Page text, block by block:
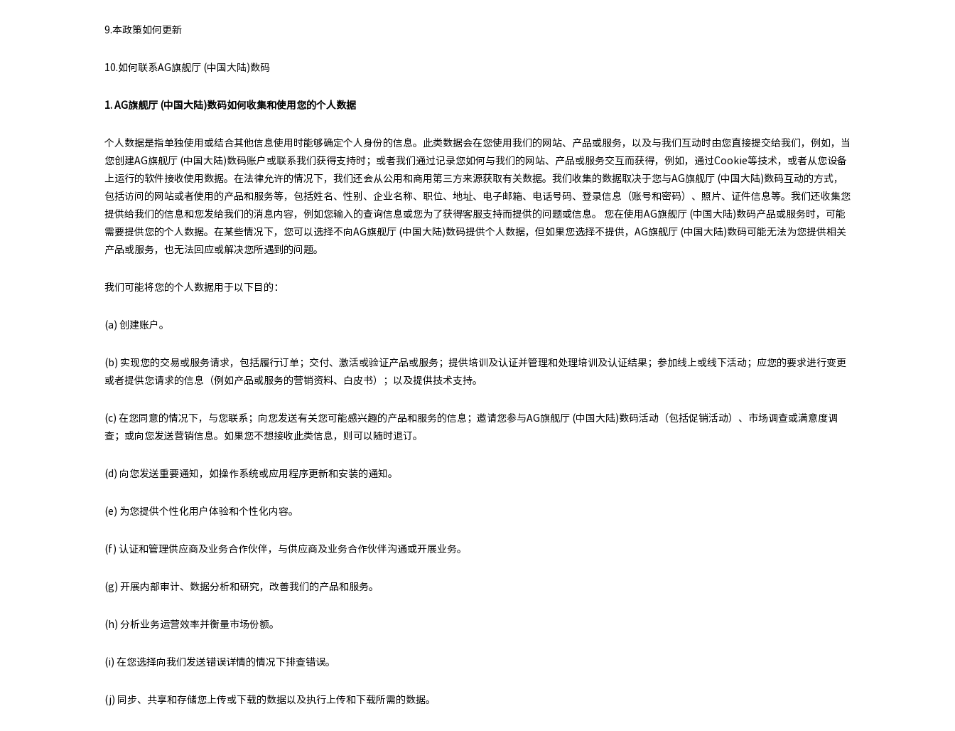
9.本政策如何更新
10.如何联系AG旗舰厅 (中国大陆)数码
1. AG旗舰厅 (中国大陆)数码如何收集和使用您的个人数据
个人数据是指单独使用或结合其他信息使用时能够确定个人身份的信息。此类数据会在您使用我们的网站、产品或服务，以及与我们互动时由您直接提交给我们，例如，当
您创建AG旗舰厅 (中国大陆)数码账户或联系我们获得支持时；或者我们通过记录您如何与我们的网站、产品或服务交互而获得，例如，通过Cookie等技术，或者从您设备
上运行的软件接收使用数据。在法律允许的情况下，我们还会从公用和商用第三方来源获取有关数据。我们收集的数据取决于您与AG旗舰厅 (中国大陆)数码互动的方式，
包括访问的网站或者使用的产品和服务等，包括姓名、性别、企业名称、职位、地址、电子邮箱、电话号码、登录信息（账号和密码）、照片、证件信息等。我们还收集您
提供给我们的信息和您发给我们的消息内容，例如您输入的查询信息或您为了获得客服支持而提供的问题或信息。 您在使用AG旗舰厅 (中国大陆)数码产品或服务时，可能
需要提供您的个人数据。在某些情况下，您可以选择不向AG旗舰厅 (中国大陆)数码提供个人数据，但如果您选择不提供，AG旗舰厅 (中国大陆)数码可能无法为您提供相关
产品或服务，也无法回应或解决您所遇到的问题。
我们可能将您的个人数据用于以下目的：
(a) 创建账户。
(b) 实现您的交易或服务请求，包括履行订单；交付、激活或验证产品或服务；提供培训及认证并管理和处理培训及认证结果；参加线上或线下活动；应您的要求进行变更
或者提供您请求的信息（例如产品或服务的营销资料、白皮书）；以及提供技术支持。
(c) 在您同意的情况下，与您联系；向您发送有关您可能感兴趣的产品和服务的信息；邀请您参与AG旗舰厅 (中国大陆)数码活动（包括促销活动）、市场调查或满意度调
查；或向您发送营销信息。如果您不想接收此类信息，则可以随时退订。
(d) 向您发送重要通知，如操作系统或应用程序更新和安装的通知。
(e) 为您提供个性化用户体验和个性化内容。
(f) 认证和管理供应商及业务合作伙伴，与供应商及业务合作伙伴沟通或开展业务。
(g) 开展内部审计、数据分析和研究，改善我们的产品和服务。
(h) 分析业务运营效率并衡量市场份额。
(i) 在您选择向我们发送错误详情的情况下排查错误。
(j) 同步、共享和存储您上传或下载的数据以及执行上传和下载所需的数据。